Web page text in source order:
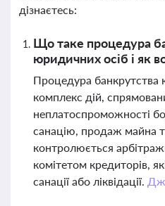
дізнаєтесь:
Що таке процедура
юридичних осіб і як
Процедура
комплекс дій,
неплатоспроможності
санацію, продаж майна
контролюється
комітетом кредиторів,
санації або ліквідації.